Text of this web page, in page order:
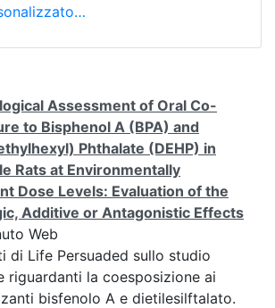
Assessment of Oral Co-
to Bisphenol A (BPA) and
Phthalate (DEHP) in
Rats at Environmentally
Dose Levels: Evaluation of the
Additive or Antagonistic Effects
Web
di Life Persuaded sullo studio
riguardanti la coesposizione ai
bisfenolo A e dietilesilftalato.